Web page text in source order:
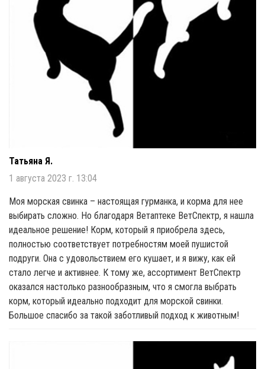
Татьяна Я.
1 августа 2023 г. 13:04
Моя морская свинка – настоящая гурманка, и корма для нее
выбирать сложно. Но благодаря Ветаптеке ВетСпектр, я нашла
идеальное решение! Корм, который я приобрела здесь,
полностью соответствует потребностям моей пушистой
подруги. Она с удовольствием его кушает, и я вижу, как ей
стало легче и активнее. К тому же, ассортимент ВетСпектр
оказался настолько разнообразным, что я смогла выбрать
корм, который идеально подходит для морской свинки.
Большое спасибо за такой заботливый подход к животным!